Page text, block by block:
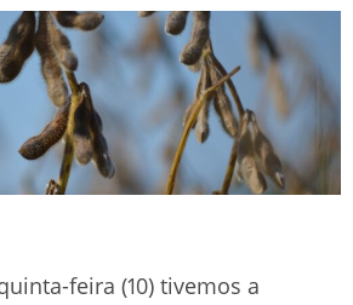
feira (10) tivemos a